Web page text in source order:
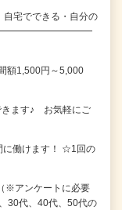
自宅でできる・自分の
額1,500円～5,000
きます♪ お気軽にご
に働けます！ ☆1回の
※アンケートに必要
30代、40代、50代の